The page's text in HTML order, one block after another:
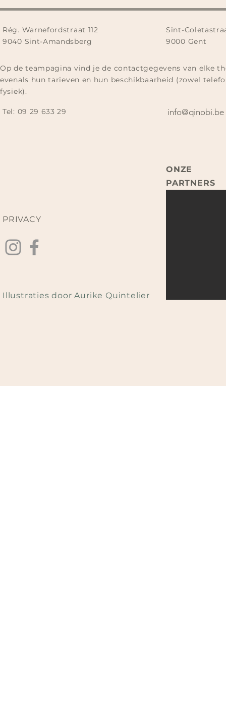
Rég. Warnefordstraat 112
9040 Sint-Amandsberg
Sint-
9000 Gent
Op de teampagina vind je de contactgegevens van elke
evenals hun tarieven en hun beschikbaarheid (zowel
fysiek).
Tel: 09 29 633 29​ info@qinobi.be
ONZE
PARTNERS
PRIVACY
Illustraties door Aurike Quintelier